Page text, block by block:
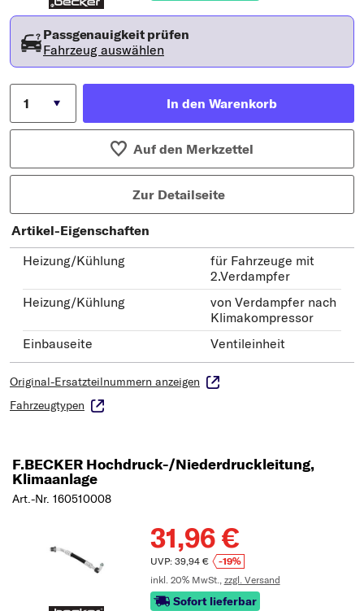
Passgenauigkeit prüfen
Fahrzeug auswählen
In den Warenkorb
Auf den Merkzettel
Zur Detailseite
Artikel-Eigenschaften
Heizung/Kühlung
für Fahrzeuge mit
2.Verdampfer
Heizung/Kühlung
von Verdampfer nach
Klimakompressor
Einbauseite
Ventileinheit
Original-Ersatzteilnummern anzeigen
Fahrzeugtypen
F.BECKER Hochdruck-/Niederdruckleitung,
Klimaanlage
Art.-Nr. 160510008
31,96 €
UVP: 39,94 €
-19%
inkl. 20% MwSt., zzgl. Versand
Sofort lieferbar